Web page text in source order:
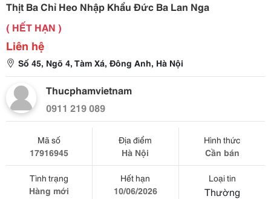
Thịt Ba Chỉ Heo Nhập Khẩu Đức Ba Lan Nga
( HẾT HẠN )
Liên hệ
Số 45, Ngõ 4, Tàm Xá, Đông Anh, Hà Nội
Thucphamvietnam
0911 219 089
Mã số
17916945
Địa điểm
Hà Nội
Hình thức
Cần bán
Tình trạng
Hàng mới
Hết hạn
10/06/2026
Loại tin
Thường